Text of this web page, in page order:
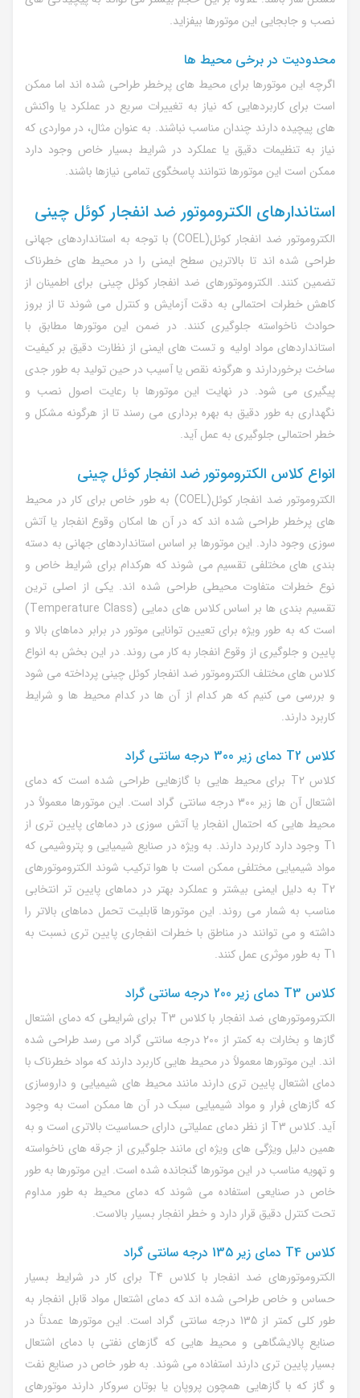
نصب و جابجایی این موتورها بیفزاید.
محدودیت در برخی محیط ها
اگرچه این موتورها برای محیط های پرخطر طراحی شده اند اما ممکن
است برای کاربردهایی که نیاز به تغییرات سریع در عملکرد یا واکنش
های پیچیده دارند چندان مناسب نباشند. به عنوان مثال، در مواردی که
نیاز به تنظیمات دقیق یا عملکرد در شرایط بسیار خاص وجود دارد
ممکن است این موتورها نتوانند پاسخگوی تمامی نیازها باشند.
استاندارهای الکتروموتور ضد انفجار کوئل چینی
الکتروموتور ضد انفجار کوئل(COEL) با توجه به استانداردهای جهانی
طراحی شده اند تا بالاترین سطح ایمنی را در محیط های خطرناک
تضمین کنند. الکتروموتورهای ضد انفجار کوئل چینی برای اطمینان از
کاهش خطرات احتمالی به دقت آزمایش و کنترل می شوند تا از بروز
حوادث ناخواسته جلوگیری کنند. در ضمن این موتورها مطابق با
استانداردهای مواد اولیه و تست های ایمنی از نظارت دقیق بر کیفیت
ساخت برخوردارند و هرگونه نقص یا آسیب در حین تولید به طور جدی
پیگیری می شود. در نهایت این موتورها با رعایت اصول نصب و
نگهداری به طور دقیق به بهره برداری می رسند تا از هرگونه مشکل و
خطر احتمالی جلوگیری به عمل آید.
انواع کلاس الکتروموتور ضد انفجار کوئل چینی
الکتروموتور ضد انفجار کوئل(COEL) به طور خاص برای کار در محیط
های پرخطر طراحی شده اند که در آن ها امکان وقوع انفجار یا آتش
سوزی وجود دارد. این موتورها بر اساس استانداردهای جهانی به دسته
بندی های مختلفی تقسیم می شوند که هرکدام برای شرایط خاص و
نوع خطرات متفاوت محیطی طراحی شده اند. یکی از اصلی ترین
تقسیم بندی ها بر اساس کلاس های دمایی (Temperature Class)
است که به طور ویژه برای تعیین توانایی موتور در برابر دماهای بالا و
پایین و جلوگیری از وقوع انفجار به کار می روند. در این بخش به انواع
کلاس های مختلف الکتروموتور ضد انفجار کوئل چینی پرداخته می شود
و بررسی می کنیم که هر کدام از آن ها در کدام محیط ها و شرایط
کاربرد دارند.
کلاس T2 دمای زیر 300 درجه سانتی گراد
کلاس T2 برای محیط هایی با گازهایی طراحی شده است که دمای
اشتعال آن ها زیر 300 درجه سانتی گراد است. این موتورها معمولاً در
محیط هایی که احتمال انفجار یا آتش سوزی در دماهای پایین تری از
T1 وجود دارد کاربرد دارند. به ویژه در صنایع شیمیایی و پتروشیمی که
مواد شیمیایی مختلفی ممکن است با هوا ترکیب شوند الکتروموتورهای
T2 به دلیل ایمنی بیشتر و عملکرد بهتر در دماهای پایین تر انتخابی
مناسب به شمار می روند. این موتورها قابلیت تحمل دماهای بالاتر را
داشته و می توانند در مناطق با خطرات انفجاری پایین تری نسبت به
T1 به طور موثری عمل کنند.
کلاس T3 دمای زیر 200 درجه سانتی گراد
الکتروموتورهای ضد انفجار با کلاس T3 برای شرایطی که دمای اشتعال
گازها و بخارات به کمتر از 200 درجه سانتی گراد می رسد طراحی شده
اند. این موتورها معمولاً در محیط هایی کاربرد دارند که مواد خطرناک با
دمای اشتعال پایین تری دارند مانند محیط های شیمیایی و داروسازی
که گازهای فرار و مواد شیمیایی سبک در آن ها ممکن است به وجود
آید. کلاس T3 از نظر دمای عملیاتی دارای حساسیت بالاتری است و به
همین دلیل ویژگی های ویژه ای مانند جلوگیری از جرقه های ناخواسته
و تهویه مناسب در این موتورها گنجانده شده است. این موتورها به طور
خاص در صنایعی استفاده می شوند که دمای محیط به طور مداوم
تحت کنترل دقیق قرار دارد و خطر انفجار بسیار بالاست.
کلاس T4 دمای زیر 135 درجه سانتی گراد
الکتروموتورهای ضد انفجار با کلاس T4 برای کار در شرایط بسیار
حساس و خاص طراحی شده اند که دمای اشتعال مواد قابل انفجار به
طور کلی کمتر از 135 درجه سانتی گراد است. این موتورها عمدتاً در
صنایع پالایشگاهی و محیط هایی که گازهای نفتی با دمای اشتعال
بسیار پایین تری دارند استفاده می شوند. به طور خاص در صنایع نفت
و گاز که با گازهایی همچون پروپان یا بوتان سروکار دارند موتورهای